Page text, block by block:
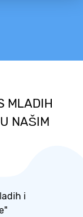
MLADIH
NAŠIM
i